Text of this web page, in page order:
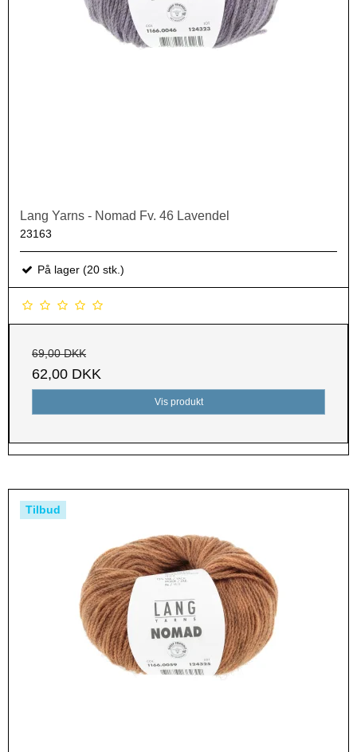
Lang Yarns - Nomad Fv. 46 Lavendel
23163
På lager (20 stk.)
69,00 DKK
62,00 DKK
Vis produkt
Tilbud